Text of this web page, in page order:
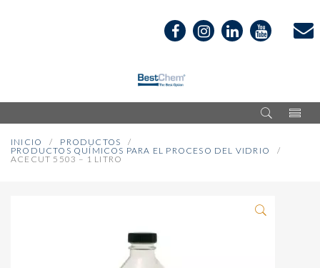
INICIO
PRODUCTOS
PRODUCTOS QUÍMICOS PARA EL PROCESO DEL VIDRIO
ACECUT 5503 – 1 LITRO